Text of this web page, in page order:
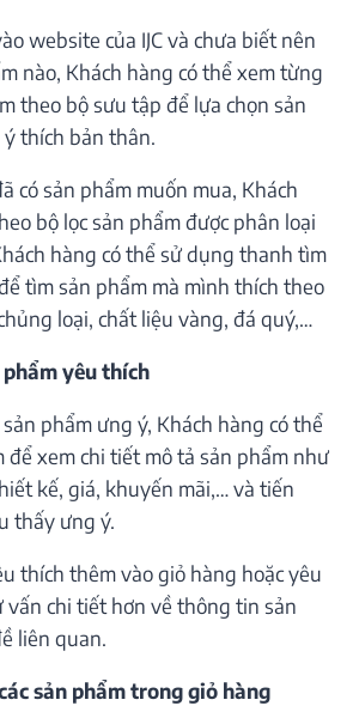
website của IJC và chưa biết nên
nào, Khách hàng có thể xem từng
theo bộ sưu tập để lựa chọn sản
thích bản thân.
có sản phẩm muốn mua, Khách
bộ lọc sản phẩm được phân loại
hàng có thể sử dụng thanh tìm
tìm sản phẩm mà mình thích theo
loại, chất liệu vàng, đá quý,…
phẩm yêu thích
phẩm ưng ý, Khách hàng có thể
để xem chi tiết mô tả sản phẩm như
kế, giá, khuyến mãi,… và tiến
thấy ưng ý.
thích thêm vào giỏ hàng hoặc yêu
vấn chi tiết hơn về thông tin sản
liên quan.
sản phẩm trong giỏ hàng